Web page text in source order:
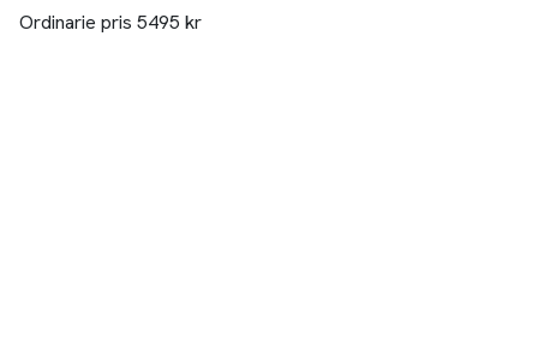
Ordinarie pris 5495 kr